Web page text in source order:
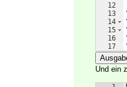
12
13
14
15
16
17
Und ein